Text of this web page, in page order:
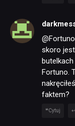
skoro
Fortuno.
faktem?
Cytuj